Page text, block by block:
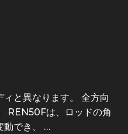
と異なります。 全方向
REN50Fは、ロッドの角
動でき、 …